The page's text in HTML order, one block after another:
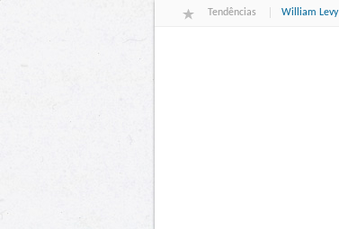
Tendências William Levy